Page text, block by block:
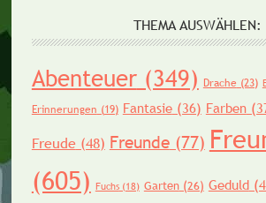
THEMA AUSWÄHLEN:
Abenteuer(349) Drache (23)
Erinnerungen (19) Fantasie(36) Farben
Freude(48) Freunde(77)
(605) Fuchs(18) Garten(26) Geduld